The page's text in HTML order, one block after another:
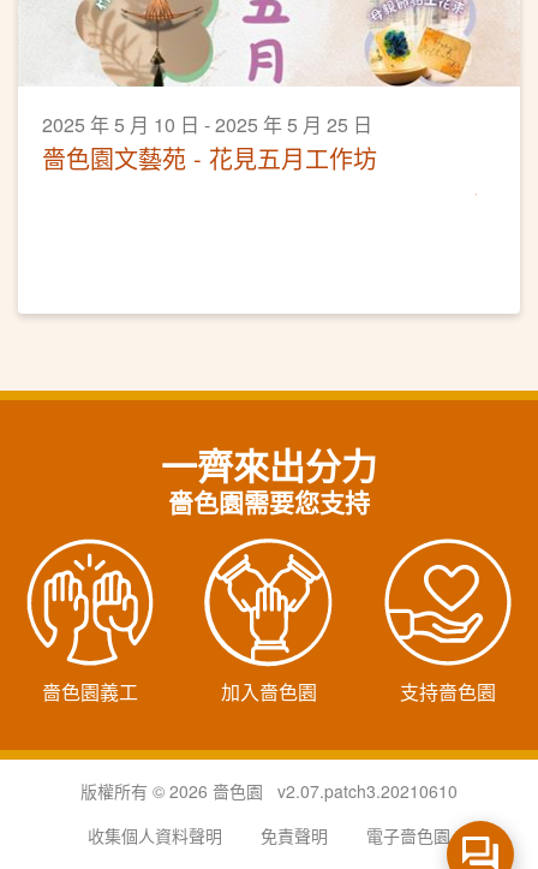
2025 年 5 月 10 日 - 2025 年 5 月 25 日
嗇色園文藝苑 - 花見五月工作坊
一齊來出分力
嗇色園需要您支持
嗇色園義工 加入嗇色園 支持嗇色園
版權所有 © 2026 嗇色園 v2.07.patch3.20210610
收集個人資料聲明
免責聲明
電子嗇色園